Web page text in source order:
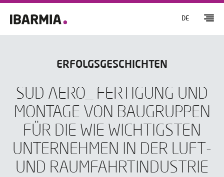
DE
ERFOLGSGESCHICHTEN
SUD AERO_ FERTIGUNG UND
MONTAGE VON BAUGRUPPEN
FÜR DIE WIE WICHTIGSTEN
UNTERNEHMEN IN DER LUFT-
UND RAUMFAHRTINDUSTRIE